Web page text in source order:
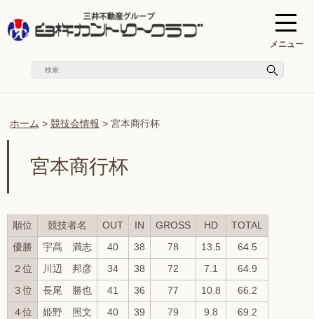
メニュー
ホーム > 競技会情報 > 宮本商行杯
宮本商行杯
順位 競技者名 OUT IN GROSS HD TOTAL
優勝 宇髙 満志 40 38 78 13.5 64.5
２位 川辺 邦彦 34 38 72 7.1 64.9
３位 長尾 勝也 41 36 77 10.8 66.2
４位 姫野 照文 40 39 79 9.8 69.2